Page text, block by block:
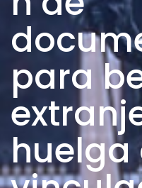
para
huelga